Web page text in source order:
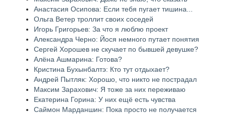
Анастасия Осипова: Если тебя пугает тишина...
Ольга Ветер троллит своих соседей
Игорь Григорьев: За что я люблю проект
Александра Черно: Йося немного путает понятия
Сергей Хорошев не скучает по бывшей девушке?
Алёна Ашмарина: Готова?
Кристина Бухынбалтэ: Кто тут отдыхает?
Андрей Пытляк: Хорошо, что никто не пострадал
Максим Зарахович: Я тоже за них переживаю
Екатерина Горина: У них ещё есть чувства
Саймон Марданшин: Пока просто не получается